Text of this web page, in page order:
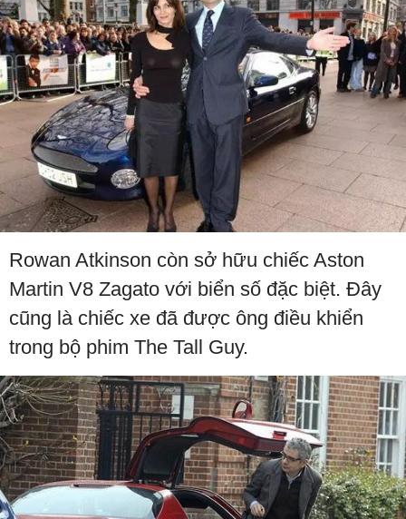
Rowan Atkinson còn sở hữu chiếc Aston
Martin V8 Zagato với biển số đặc biệt. Đây
cũng là chiếc xe đã được ông điều khiển
trong bộ phim The Tall Guy.